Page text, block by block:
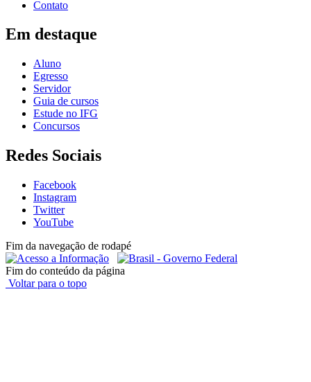
Contato
Em destaque
Aluno
Egresso
Servidor
Guia de cursos
Estude no IFG
Concursos
Redes Sociais
Facebook
Instagram
Twitter
YouTube
Fim da navegação de rodapé
Fim do conteúdo da página
Voltar para o topo